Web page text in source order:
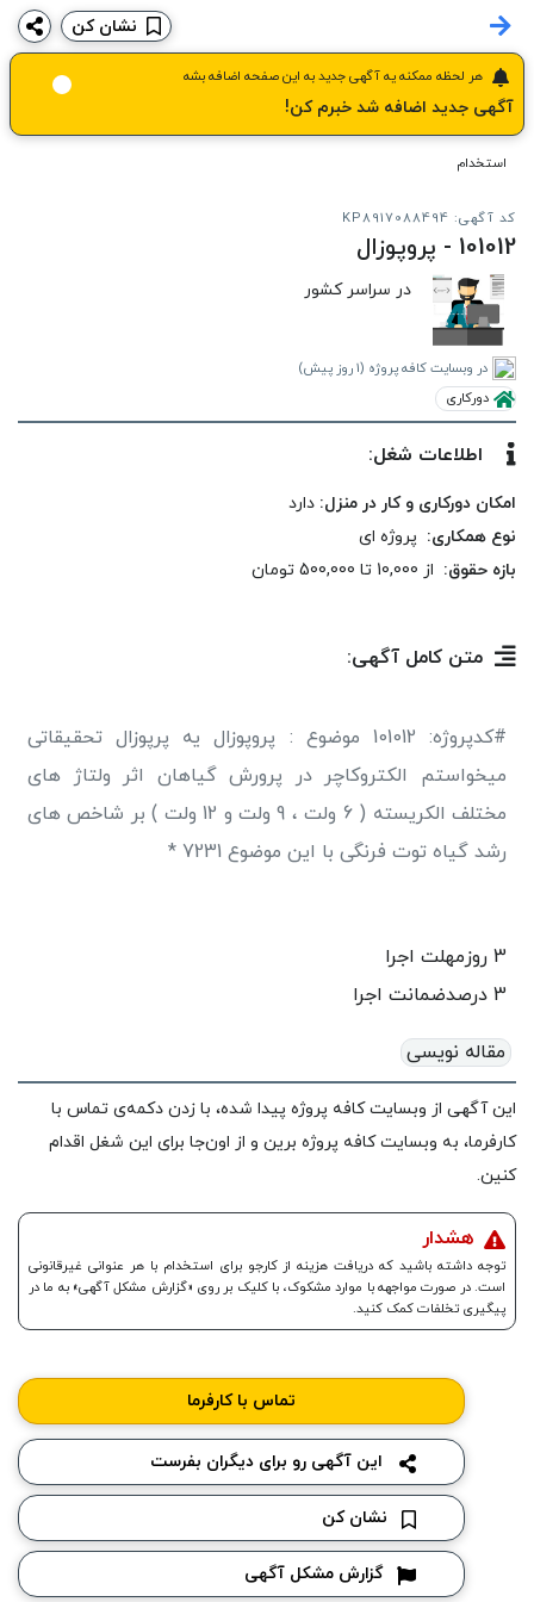
نشان کن
هر لحظه ممکنه یه آگهی جدید به این صفحه اضافه بشه
آگهی جدید اضافه شد خبرم کن!
استخدام
کد آگهی: KP8917088494
101012 - پروپوزال
در سراسر کشور
در وبسایت کافه پروژه (1 روز پیش)
دورکاری
اطلاعات شغل:
امکان دورکاری و کار در منزل: دارد
نوع همکاری: پروژه ای
بازه حقوق: از 10,000 تا 500,000 تومان
متن کامل آگهی:
#کدپروژه: 101012 موضوع : پروپوزال یه پرپوزال تحقیقاتی
میخواستم الکتروکاچر در پرورش گیاهان اثر ولتاژ های
مختلف الکریسته ( 6 ولت ، 9 ولت و 12 ولت ) بر شاخص های
رشد گیاه توت فرنگی با این موضوع 7231 *
3 روز
مهلت اجرا
3 درصد
ضمانت اجرا
مقاله نویسی
این آگهی از وبسایت کافه پروژه پیدا شده، با زدن دکمه‌ی تماس با
کارفرما، به وبسایت کافه پروژه برین و از اون‌جا برای این شغل اقدام
کنین.
هشدار
توجه داشته باشید که دریافت هزینه از کارجو برای استخدام با هر عنوانی غیرقانونی
است. در صورت مواجهه با موارد مشکوک،‌ با کلیک بر روی «گزارش مشکل آگهی» به ما در
پیگیری تخلفات کمک کنید.
تماس با کارفرما
این آگهی رو برای دیگران بفرست
نشان کن
گزارش مشکل آگهی